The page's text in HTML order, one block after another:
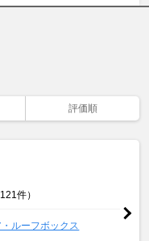
評価順
121件）
ルーフボックス